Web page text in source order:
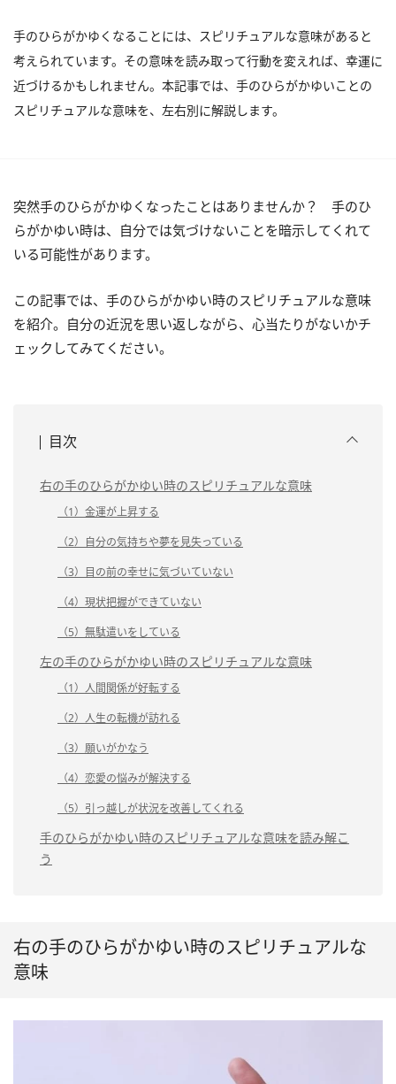
手のひらがかゆくなることには、スピリチュアルな意味があると
考えられています。その意味を読み取って行動を変えれば、幸運に
近づけるかもしれません。本記事では、手のひらがかゆいことの
スピリチュアルな意味を、左右別に解説します。
突然手のひらがかゆくなったことはありませんか？ 手のひ
らがかゆい時は、自分では気づけないことを暗示してくれて
いる可能性があります。
この記事では、手のひらがかゆい時のスピリチュアルな意味
を紹介。自分の近況を思い返しながら、心当たりがないかチ
ェックしてみてください。
目次
右の手のひらがかゆい時のスピリチュアルな意味
（1）金運が上昇する
（2）自分の気持ちや夢を見失っている
（3）目の前の幸せに気づいていない
（4）現状把握ができていない
（5）無駄遣いをしている
左の手のひらがかゆい時のスピリチュアルな意味
（1）人間関係が好転する
（2）人生の転機が訪れる
（3）願いがかなう
（4）恋愛の悩みが解決する
（5）引っ越しが状況を改善してくれる
手のひらがかゆい時のスピリチュアルな意味を読み解こ
う
右の手のひらがかゆい時のスピリチュアルな
意味